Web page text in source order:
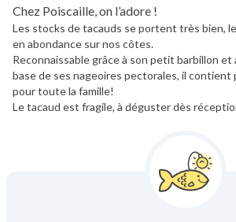
Chez Poiscaille, on l’adore !
Les stocks de tacauds se portent très bien,
en abondance sur nos côtes.
Reconnaissable grâce à son petit barbillon et
base de ses nageoires pectorales, il contient
pour toute la famille!
Le tacaud est fragile, à déguster dès